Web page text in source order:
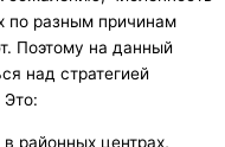
по разным причинам
Поэтому на данный
над стратегией
Это:
районных центрах,